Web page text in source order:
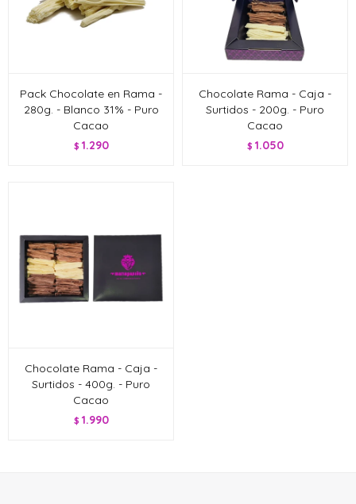
Pack Chocolate en Rama -
280g. - Blanco 31% - Puro
Cacao
$ 1.290
Chocolate Rama - Caja -
Surtidos - 200g. - Puro
Cacao
$ 1.050
Chocolate Rama - Caja -
Surtidos - 400g. - Puro
Cacao
$ 1.990